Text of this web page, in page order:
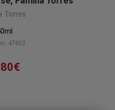
Torres
47802